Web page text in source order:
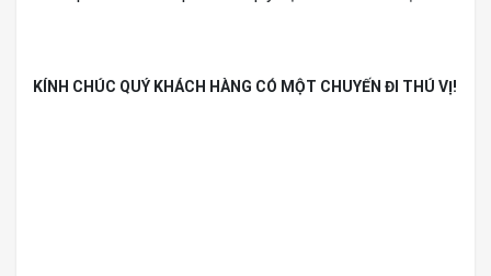
KÍNH CHÚC QUÝ KHÁCH HÀNG CÓ MỘT CHUYẾN ĐI THÚ VỊ!